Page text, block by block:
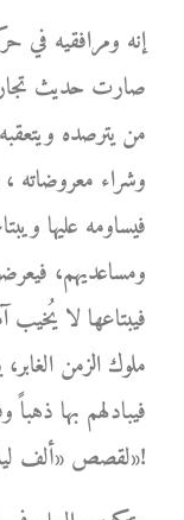
إنه ومرافقيه في
صارت حديث تجار
من يترصده
وشراء معروضاته
فيساومه عليها
ومساعديهم،
فيبتاعها لا
ملوك الزمن
فيبادلهم بها
لقصص «ألف ليلة وليلة»!